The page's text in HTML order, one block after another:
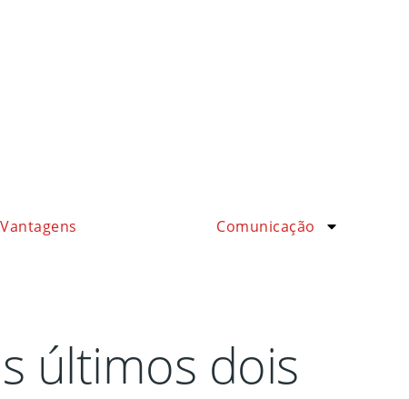
Vantagens Comunicação
últimos dois